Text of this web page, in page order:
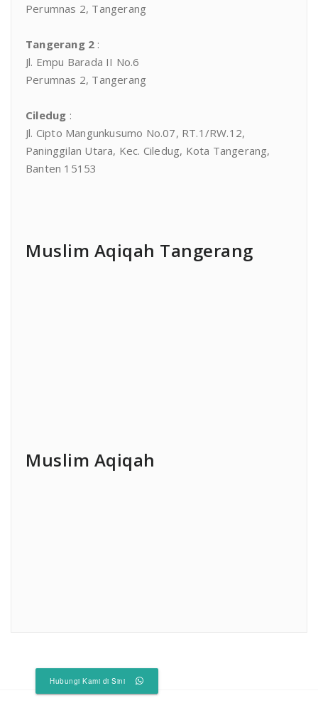
Perumnas 2, Tangerang
Tangerang 2 :
Jl. Empu Barada II No.6
Perumnas 2, Tangerang
Ciledug :
Jl. Cipto Mangunkusumo No.07, RT.1/RW.12,
Paninggilan Utara, Kec. Ciledug, Kota Tangerang,
Banten 15153
Muslim Aqiqah Tangerang
Muslim Aqiqah
Hubungi Kami di Sini